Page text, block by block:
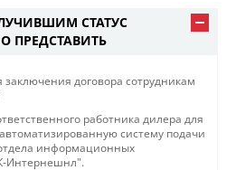
СТАТУС
ПРЕДСТАВИТЬ
заключения договора сотрудникам
работника дилера для
систему подачи
информационных
Интернешнл".